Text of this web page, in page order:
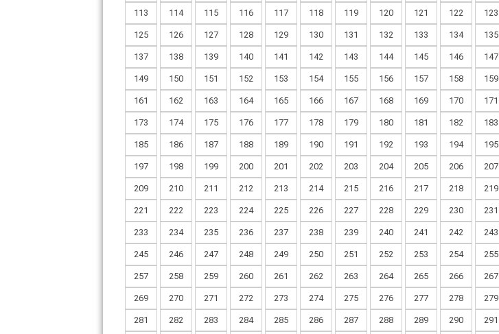
113 114 115 116 117 118 119 120 121 122 123
125 126 127 128 129 130 131 132 133 134 135
137 138 139 140 141 142 143 144 145 146 147
149 150 151 152 153 154 155 156 157 158 159
161 162 163 164 165 166 167 168 169 170 171
173 174 175 176 177 178 179 180 181 182 183
185 186 187 188 189 190 191 192 193 194 195
197 198 199 200 201 202 203 204 205 206 207
209 210 211 212 213 214 215 216 217 218 219
221 222 223 224 225 226 227 228 229 230 231
233 234 235 236 237 238 239 240 241 242 243
245 246 247 248 249 250 251 252 253 254 255
257 258 259 260 261 262 263 264 265 266 267
269 270 271 272 273 274 275 276 277 278 279
281 282 283 284 285 286 287 288 289 290 291